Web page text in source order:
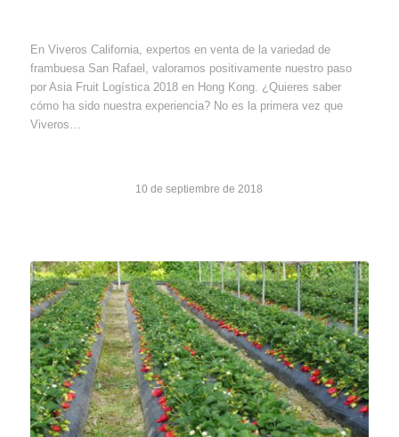
En Viveros California, expertos en venta de la variedad de
frambuesa San Rafael, valoramos positivamente nuestro paso
por Asia Fruit Logística 2018 en Hong Kong. ¿Quieres saber
cómo ha sido nuestra experiencia? No es la primera vez que
Viveros…
10 de septiembre de 2018